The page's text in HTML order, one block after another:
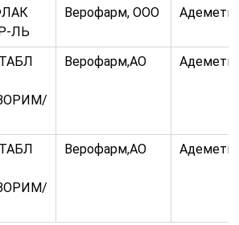
ЛЬ
Верофарм, ООО
Верофарм,АО
Верофарм,АО